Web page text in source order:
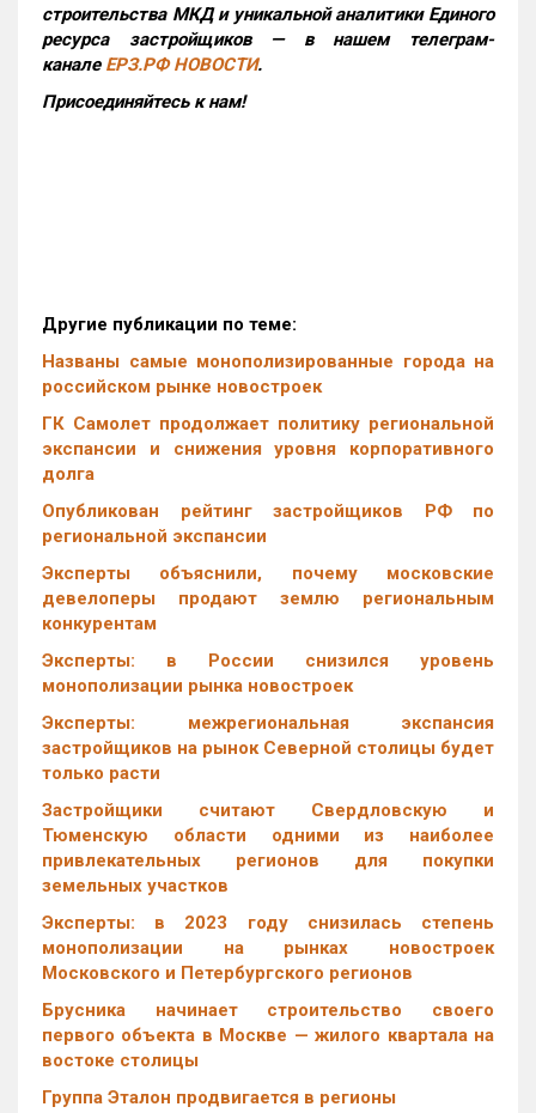
строительства МКД и уникальной аналитики Единого
ресурса застройщиков — в нашем телеграм-
канале ЕРЗ.РФ НОВОСТИ.
Присоединяйтесь к нам!
Другие публикации по теме:
Названы самые монополизированные города на
российском рынке новостроек
ГК Самолет продолжает политику региональной
экспансии и снижения уровня корпоративного
долга
Опубликован рейтинг застройщиков РФ по
региональной экспансии
Эксперты объяснили, почему московские
девелоперы продают землю региональным
конкурентам
Эксперты: в России снизился уровень
монополизации рынка новостроек
Эксперты: межрегиональная экспансия
застройщиков на рынок Северной столицы будет
только расти
Застройщики считают Свердловскую и
Тюменскую области одними из наиболее
привлекательных регионов для покупки
земельных участков
Эксперты: в 2023 году снизилась степень
монополизации на рынках новостроек
Московского и Петербургского регионов
Брусника начинает строительство своего
первого объекта в Москве — жилого квартала на
востоке столицы
Группа Эталон продвигается в регионы